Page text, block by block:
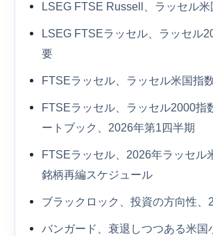
LSEG FTSE Russell、ラッセル
LSEG FTSEラッセル、ラッセル
要
FTSEラッセル、ラッセル米国指
FTSEラッセル、ラッセル2000指
ートブック、2026年第1四半期
FTSEラッセル、2026年ラッセル
銘柄再編スケジュール
ブラックロック、投資の方向性、
バンガード、衰退しつつある米国